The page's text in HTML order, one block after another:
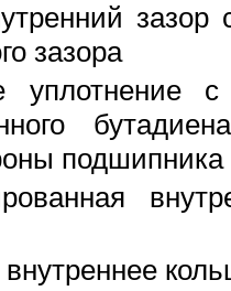
зазор
зазора
уплотнение
подшипника